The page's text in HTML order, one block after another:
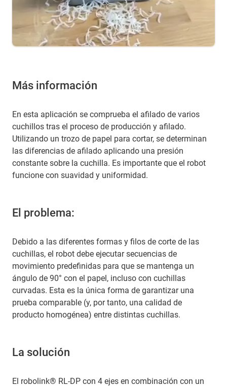
Más información
En esta aplicación se comprueba el afilado de varios
cuchillos tras el proceso de producción y afilado.
Utilizando un trozo de papel para cortar, se determinan
las diferencias de afilado aplicando una presión
constante sobre la cuchilla. Es importante que el robot
funcione con suavidad y uniformidad.
El problema:
Debido a las diferentes formas y filos de corte de las
cuchillas, el robot debe ejecutar secuencias de
movimiento predefinidas para que se mantenga un
ángulo de 90° con el papel, incluso con cuchillas
curvadas. Esta es la única forma de garantizar una
prueba comparable (y, por tanto, una calidad de
producto homogénea) entre distintas cuchillas.
La solución
El robolink® RL-DP con 4 ejes en combinación con un